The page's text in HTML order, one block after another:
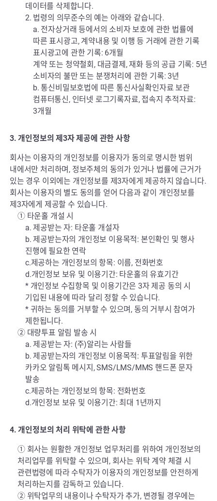
데이터를 삭제합니다.
2. 법령의 의무준수의 예는 아래와 같습니다.
a. 전자상거래 등에서의 소비자 보호에 관한 법률에
따른 표시광고, 계약내용 및 이행 등 거래에 관한 기록
표시광고에 관한 기록: 6개월
계약 또는 청약철회, 대금결제, 재화 등의 공급 기록: 5년
소비자의 불만 또는 분쟁처리에 관한 기록: 3년
b. 통신비밀보호법에 따른 통신사실확인자료 보관
컴퓨터통신, 인터넷 로그기록자료, 접속지 추적자료:
3개월
3. 개인정보의 제3자 제공에 관한 사항
회사는 이용자의 개인정보를 이용자가 동의로 명시한 범위
내에서만 처리하며, 정보주체의 동의가 있거나 법률에 근거가
있는 경우 이외에는 개인정보를 제3자에게 제공하지 않습니다.
회사는 이용자의 별도 동의를 얻어 다음과 같이 개인정보를
제3자에게 제공할 수 있습니다.
① 타운홀 개설 시
a. 제공받는 자: 타운홀 개설자
b. 제공받는자의 개인정보 이용목적: 본인확인 및 행사
진행에 필요한 연락
c.제공하는 개인정보의 항목: 이름, 전화번호
d.개인정보 보유 및 이용기간: 타운홀의 유효기간
* 개인정보 수집항목 및 이용기간은 3자 제공 동의 시
기입된 내용에 따라 달리 정할 수 있습니다.
* 귀하는 동의를 거부할 수 있으며, 동의 거부시 참여가
제한됩니다.
② 대량투표 알림 발송 시
a. 제공받는 자: (주)알리는 사람들
b. 제공받는자의 개인정보 이용목적: 투표알림을 위한
카카오 알림톡 메시지, SMS/LMS/MMS 핸드폰 문자
발송
c.제공하는 개인정보의 항목: 전화번호
d.개인정보 보유 및 이용기간: 최대 1년까지
4. 개인정보의 처리 위탁에 관한 사항
① 회사는 원활한 개인정보 업무처리를 위하여 개인정보의
처리업무를 위탁할 수 있으며, 회사는 위탁 계약 체결 시
관련법령에 따라 수탁자가 이용자의 개인정보를 안전하게
처리하는지를 감독하고 있습니다.
② 위탁업무의 내용이나 수탁자가 추가, 변경될 경우에는